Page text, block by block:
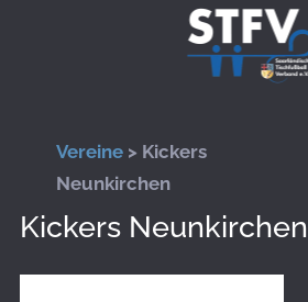
Zum Hauptinhalt springen
Vereine > Kickers
Neunkirchen
Kickers Neunkirchen